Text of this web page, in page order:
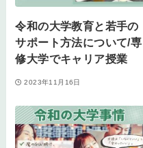
令和の大学教育と若手の
サポート方法について/専
修大学でキャリア授業
2023年11月16日